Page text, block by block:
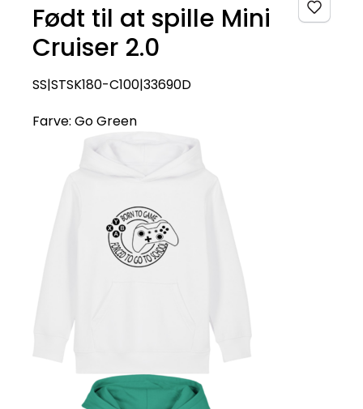
Født til at spille Mini
Cruiser 2.0
SS|STSK180-C100|33690D
Farve: Go Green